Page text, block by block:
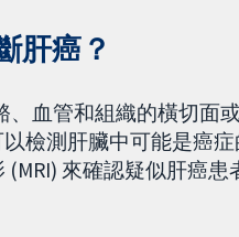
肝癌？
血管和組織的橫切面
檢測肝臟中可能是癌
來確認疑似肝癌